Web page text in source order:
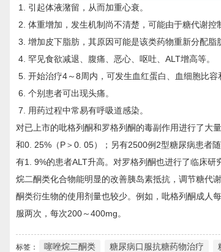
引起体液潴留，从而加重心衰。
体重增加，发生机制尚不清楚，可能由于糖代谢
增加皮下脂肪，其原因可能是该类药物重新分配脂
罕见食欲减退、腹痛、恶心、呕吐、ALT增高等。
开始治疗4～8周内，可发生血红蛋白、血细胞比
个别患者可出现头痛。
用药过程中常易有呼吸道感染。
对已上市的吡格列酮和罗格列酮的毒副作用进行了大
和0. 25%（P＞0. 05）；另有2500例2型糖尿病患者
有1. 9%的患者ALT升高。对罗格列酮也进行了临床
烷二酮类化合物能明显的改善胰岛素抵抗，调节糖代
酮类衍生物的使用剂量也较少。例如，吡格列酮成人
服两次，每次200～400mg。
标签： 噻唑烷二酮类 糖尿病口服抗糖药物治疗